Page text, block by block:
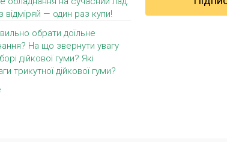
відміряй — один раз купи!
обрати доїльне
На що звернути увагу
дійкової гуми? Які
трикутної дійкової гуми?